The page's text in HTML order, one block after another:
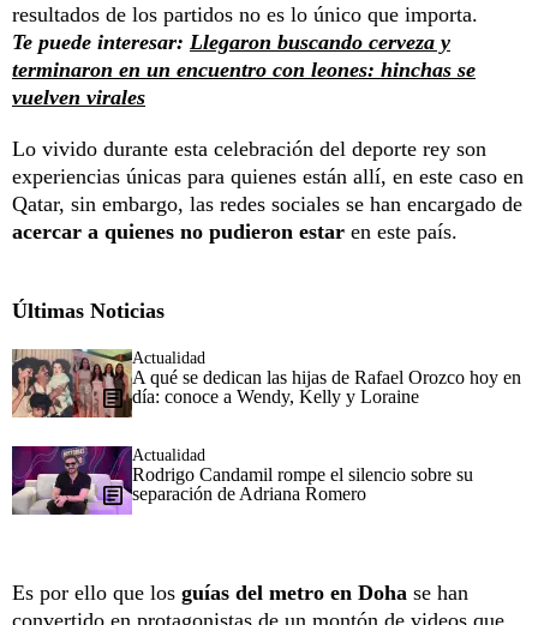
resultados de los partidos no es lo único que importa.
Te puede interesar: Llegaron buscando cerveza y
terminaron en un encuentro con leones: hinchas se
vuelven virales
Lo vivido durante esta celebración del deporte rey son
experiencias únicas para quienes están allí, en este caso en
Qatar, sin embargo, las redes sociales se han encargado de
acercar a quienes no pudieron estar en este país.
Últimas Noticias
Actualidad
A qué se dedican las hijas de Rafael Orozco hoy en
día: conoce a Wendy, Kelly y Loraine
Actualidad
Rodrigo Candamil rompe el silencio sobre su
separación de Adriana Romero
Es por ello que los guías del metro en Doha se han
convertido en protagonistas de un montón de videos que